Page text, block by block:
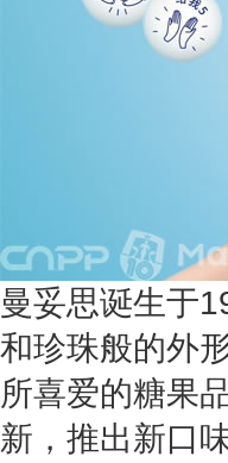
曼妥思诞生于
和珍珠般的外
所喜爱的糖果
新，推出新口